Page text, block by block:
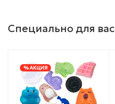
Специально для вас
% АКЦИЯ